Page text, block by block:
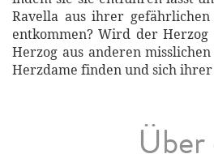
Ravella aus ihrer
entkommen? Wird der
Herzog aus anderen
Herzdame finden und sich